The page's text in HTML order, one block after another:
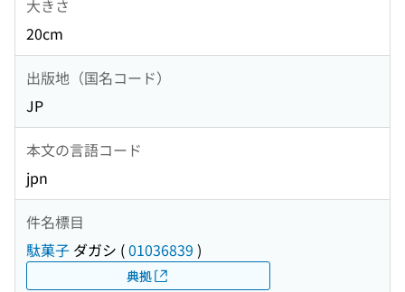
大きさ
20cm
出版地（国名コード）
JP
本文の言語コード
jpn
件名標目
駄菓子 ダガシ (01036839 )
典拠